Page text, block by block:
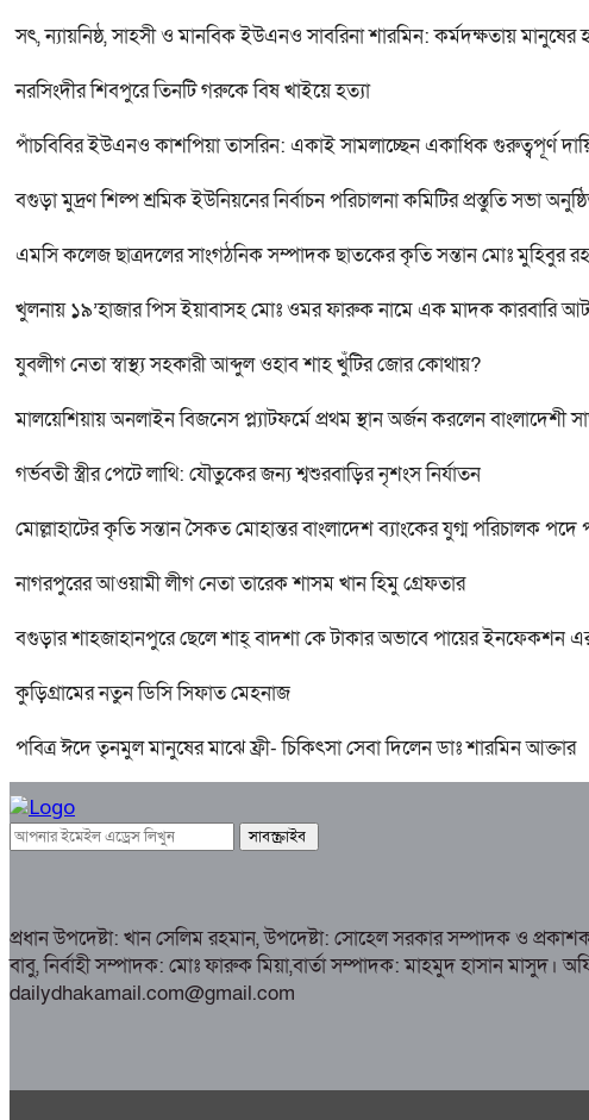
সৎ, ন্যায়নিষ্ঠ, সাহসী ও মানবিক ইউএনও সাবরিনা শারমিন: কর্মদক্ষতায়
নরসিংদীর শিবপুরে তিনটি গরুকে বিষ খাইয়ে হত্যা
পাঁচবিবির ইউএনও কাশপিয়া তাসরিন: একাই সামলাচ্ছেন একাধিক গুরুত্বপূর্ণ
বগুড়া মুদ্রণ শিল্প শ্রমিক ইউনিয়নের নির্বাচন পরিচালনা কমিটির প্রস্তুতি সভা
এমসি কলেজ ছাত্রদলের সাংগঠনিক সম্পাদক ছাতকের কৃতি সন্তান মোঃ মুহিবুর
খুলনায় ১৯’হাজার পিস ইয়াবাসহ মোঃ ওমর ফারুক নামে এক মাদক কারবারি
যুবলীগ নেতা স্বাস্থ্য সহকারী আব্দুল ওহাব শাহ খুঁটির জোর কোথায়?
মালয়েশিয়ায় অনলাইন বিজনেস প্ল্যাটফর্মে প্রথম স্থান অর্জন করলেন বাংলাদেশী
গর্ভবতী স্ত্রীর পেটে লাথি: যৌতুকের জন্য শ্বশুরবাড়ির নৃশংস নির্যাতন
মোল্লাহাটের কৃতি সন্তান সৈকত মোহান্তর বাংলাদেশ ব্যাংকের যুগ্ম পরিচালক পদে
নাগরপুরের আওয়ামী লীগ নেতা তারেক শাসম খান হিমু গ্রেফতার
বগুড়ার শাহজাহানপুরে ছেলে শাহ্ বাদশা কে টাকার অভাবে পায়ের ইনফেকশন এর
কুড়িগ্রামের নতুন ডিসি সিফাত মেহনাজ
পবিত্র ঈদে তৃনমুল মানুষের মাঝে ফ্রী- চিকিৎসা সেবা দিলেন ডাঃ শারমিন আক্তার
প্রধান উপদেষ্টা: খান সেলিম রহমান, উপদেষ্টা: সোহেল সরকার সম্পাদক ও
বাবু, নির্বাহী সম্পাদক: মোঃ ফারুক মিয়া,বার্তা সম্পাদক: মাহমুদ হাসান
dailydhakamail.com@gmail.com